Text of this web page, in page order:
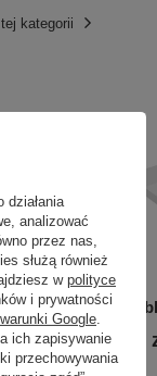
Blat
369,00
kategorii
działania
analizować
przez nas,
służą również
w polityce
i prywatności
Google
ich zapisywanie
przechowywania